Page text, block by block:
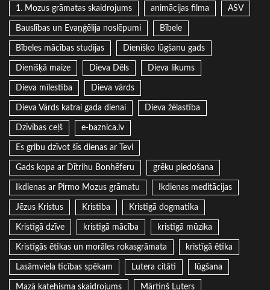
1. Mozus grāmatas skaidrojums animācijas filma ASV
Bauslības un Evaņģēlija noslēpumi Bībele
Bībeles mācības studijas Dienišķo lūgšanu gads
Dienišķā maize Dieva Dēls Dieva likums
Dieva mīlestība Dieva vārds
Dieva Vārds katrai gada dienai Dieva žēlastība
Dzīvības ceļš e-baznica.lv
Es gribu dzīvot šīs dienas ar Tevi
Gads kopa ar Dītrihu Bonhēferu grēku piedošana
Ikdienas ar Pirmo Mozus grāmatu Ikdienas meditācijas
Jēzus Kristus Kristība Kristīgā dogmatika
Kristīgā dzīve kristīgā mācība kristīgā mūzika
Kristīgās ētikas un morāles rokasgrāmata kristīgā ētika
Lasāmviela ticības spēkam Lutera citāti lūgšana
Mazā katehisma skaidrojums Mārtiņš Luters